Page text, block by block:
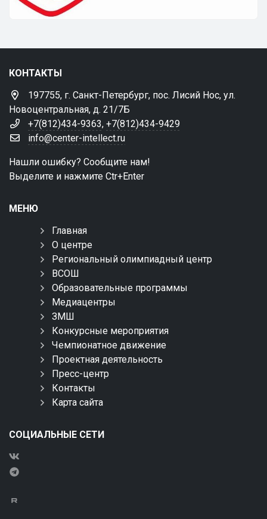
КОНТАКТЫ
197755, г. Санкт-Петербург, пос. Лисий Нос, ул.
Новоцентральная, д. 21/7Б
+7(812)434-9363, +7(812)434-9429
info@center-intellect.ru
Нашли ошибку? Сообщите нам!
Выделите и нажмите Ctr+Enter
МЕНЮ
Главная
О центре
Региональный олимпиадный центр
ВСОШ
Образовательные программы
Медиацентры
ЗМШ
Конкурсные мероприятия
Чемпионатное движение
Проектная деятельность
Пресс-центр
Контакты
Карта сайта
СОЦИАЛЬНЫЕ СЕТИ